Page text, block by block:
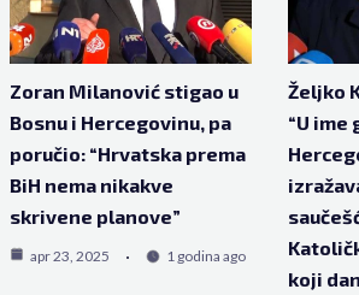
Zoran Milanović stigao u
Bosnu i Hercegovinu, pa
poručio: “Hrvatska prema
BiH nema nikakve
skrivene planove”
apr 23, 2025 1 godina ago
Željko
“U ime
koji